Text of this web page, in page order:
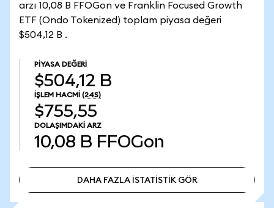
arzı 10,08 B FFOGon ve Franklin Focused Growth
ETF (Ondo Tokenized) toplam piyasa değeri
$504,12 B .
PIYASA DEĞERI
$504,12 B
İŞLEM HACMI (24S)
$755,55
DOLAŞIMDAKI ARZ
10,08 B FFOGon
DAHA FAZLA İSTATİSTİK GÖR